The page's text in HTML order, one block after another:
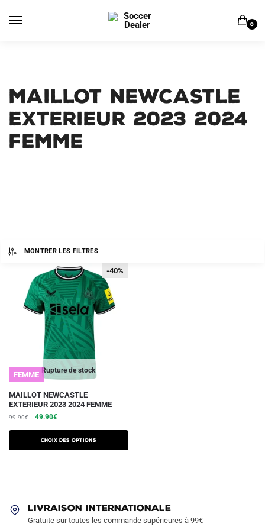
0
MAILLOT NEWCASTLE
EXTERIEUR 2023 2024
FEMME
MONTRER LES FILTRES
Rupture de stock
-40%
FEMME
-40%
MAILLOT NEWCASTLE
EXTERIEUR 2023 2024 FEMME
99.90€
Le
initial
était :
49.90€Le
actuel
est :
Choix des options
Ce
produit
a
plusieurs
variations.
être
choisies
LIVRAISON INTERNATIONALE
Gratuite sur toutes les commande supérieures à 99€